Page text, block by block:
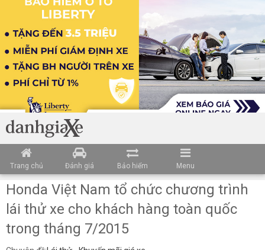
Trang chủ Đánh giá Bảo hiểm Menu
Honda Việt Nam tổ chức chương trình
lái thử xe cho khách hàng toàn quốc
trong tháng 7/2015